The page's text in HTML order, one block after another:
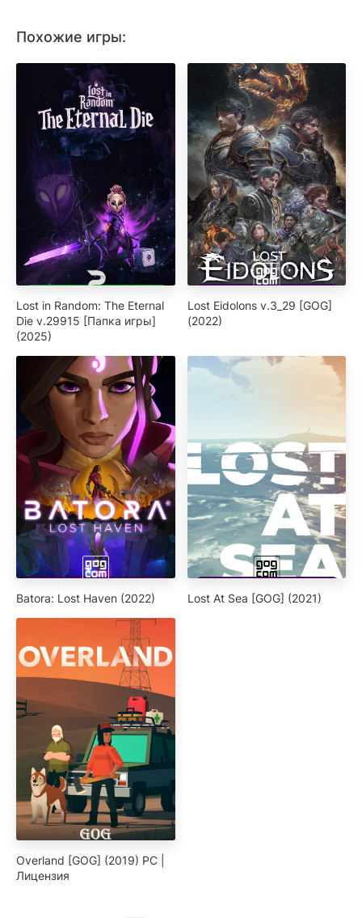
Похожие игры:
Lost in Random: The Eternal
Die v.29915 [Папка игры]
(2025)
Lost Eidolons v.3_29 [GOG]
(2022)
Batora: Lost Haven (2022) Lost At Sea [GOG] (2021)
Overland [GOG] (2019) PC |
Лицензия